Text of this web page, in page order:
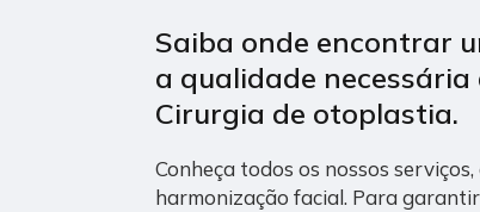
Saiba onde encontrar
a qualidade
Cirurgia de otoplastia.
Conheça todos os nossos
harmonização facial. Para